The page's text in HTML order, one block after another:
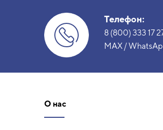
Телефон:
8 (800) 333 17
MAX /
О нас